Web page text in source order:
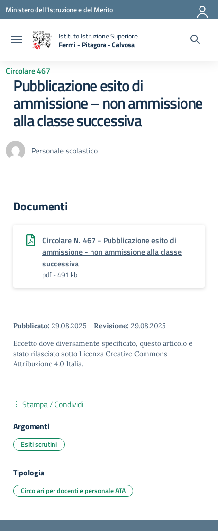
Vai ai contenuti
Vai al menu di navigazione
Vai al footer
Ministero dell'Istruzione e del Merito
Istituto Istruzione Superiore
Fermi - Pitagora - Calvosa
— Visita la pagina iniziale della scuola
Circolare 467
Pubblicazione esito di
ammissione – non ammissione
alla classe successiva
Personale scolastico
Documenti
Circolare N. 467 - Pubblicazione esito di
ammissione - non ammissione alla classe
successiva
pdf - 491 kb
Pubblicato: 29.08.2025 - Revisione: 29.08.2025
Eccetto dove diversamente specificato, questo articolo è
stato rilasciato sotto Licenza Creative Commons
Attribuzione 4.0 Italia.
Stampa / Condividi
Argomenti
Esiti scrutini
Tipologia
Circolari per docenti e personale ATA